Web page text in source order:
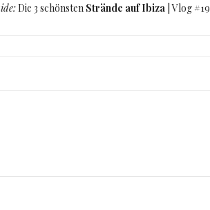
Die 3 schönsten Strände auf Ibiza| Vlog #19